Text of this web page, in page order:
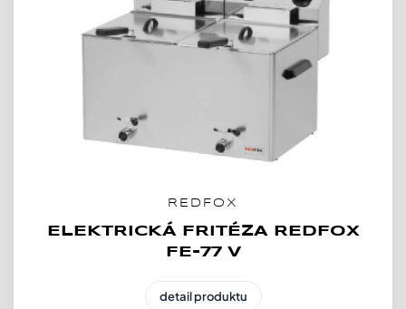
REDFOX
ELEKTRICKÁ FRITÉZA REDFOX
FE-77 V
detail produktu